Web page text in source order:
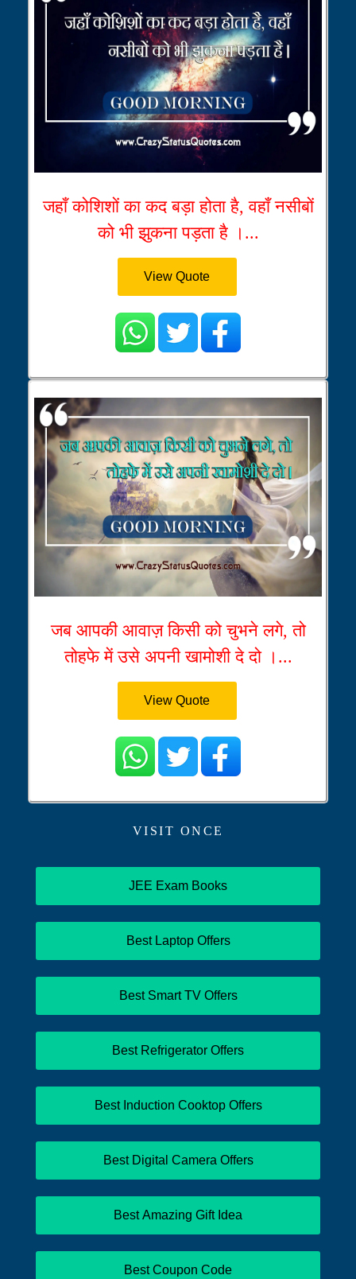
जहाँ कोशिशों का कद बड़ा होता है, वहाँ नसीबों
को भी झुकना पड़ता है ।...
View Quote
जब आपकी आवाज़ किसी को चुभने लगे, तो
तोहफे में उसे अपनी खामोशी दे दो ।...
View Quote
VISIT ONCE
JEE Exam Books
Best Laptop Offers
Best Smart TV Offers
Best Refrigerator Offers
Best Induction Cooktop Offers
Best Digital Camera Offers
Best Amazing Gift Idea
Best Coupon Code